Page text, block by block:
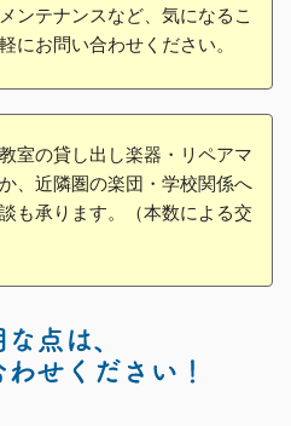
ンテナンスなど、気になるこ
にお問い合わせください。
室の貸し出し楽器・リペアマ
、近隣圏の楽団・学校関係へ
も承ります。（本数による交